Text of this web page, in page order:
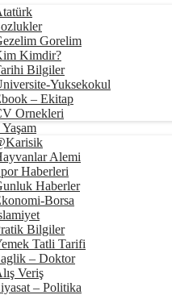
Gorelim
Kimdir?
Bilgiler
Yuksekokul
– Ekitap
Ornekleri
Alemi
Haberleri
Haberler
Borsa
Bilgiler
Tatli Tarifi
– Doktor
Veriş
– Politika